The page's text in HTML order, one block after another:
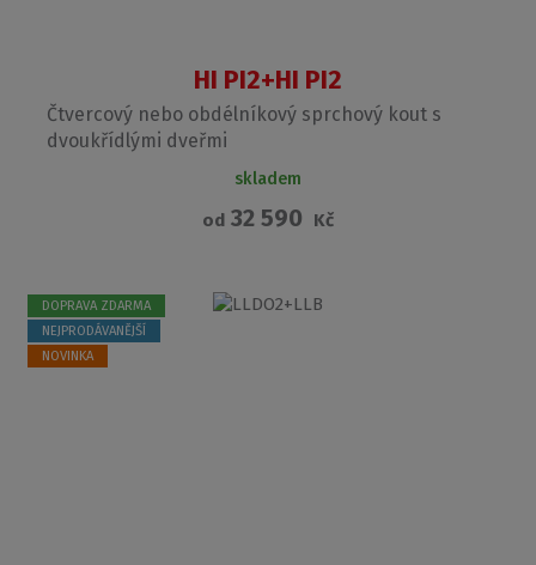
HI PI2+HI PI2
Čtvercový nebo obdélníkový sprchový kout s
dvoukřídlými dveřmi
skladem
od 32 590 Kč
DOPRAVA ZDARMA
NEJPRODÁVANĚJŠÍ
NOVINKA